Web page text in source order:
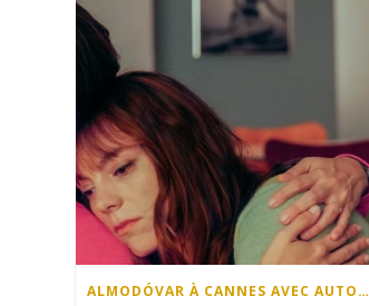
ALMODÓVAR À CANNES AVEC AUTOFICTION !